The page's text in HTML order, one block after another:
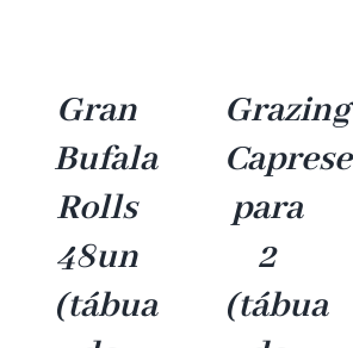
Gran
Bufala
Rolls
48un
(tábua
Grazing
Caprese
para
2
(tábua